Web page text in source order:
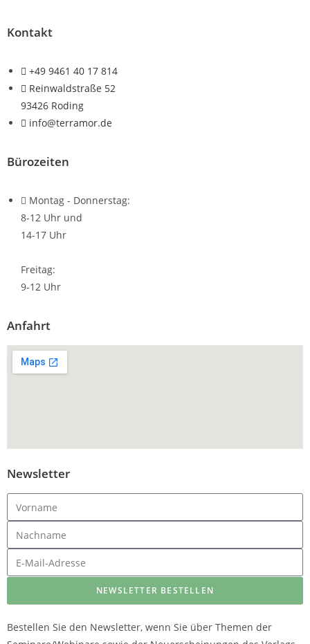
Kontakt
+49 9461 40 17 814
Reinwaldstraße 52
93426 Roding
info@terramor.de
Bürozeiten
Montag - Donnerstag:
8-12 Uhr und
14-17 Uhr
Freitag:
9-12 Uhr
Anfahrt
Newsletter
NEWSLETTER BESTELLEN
Bestellen Sie den Newsletter, wenn Sie über Themen der